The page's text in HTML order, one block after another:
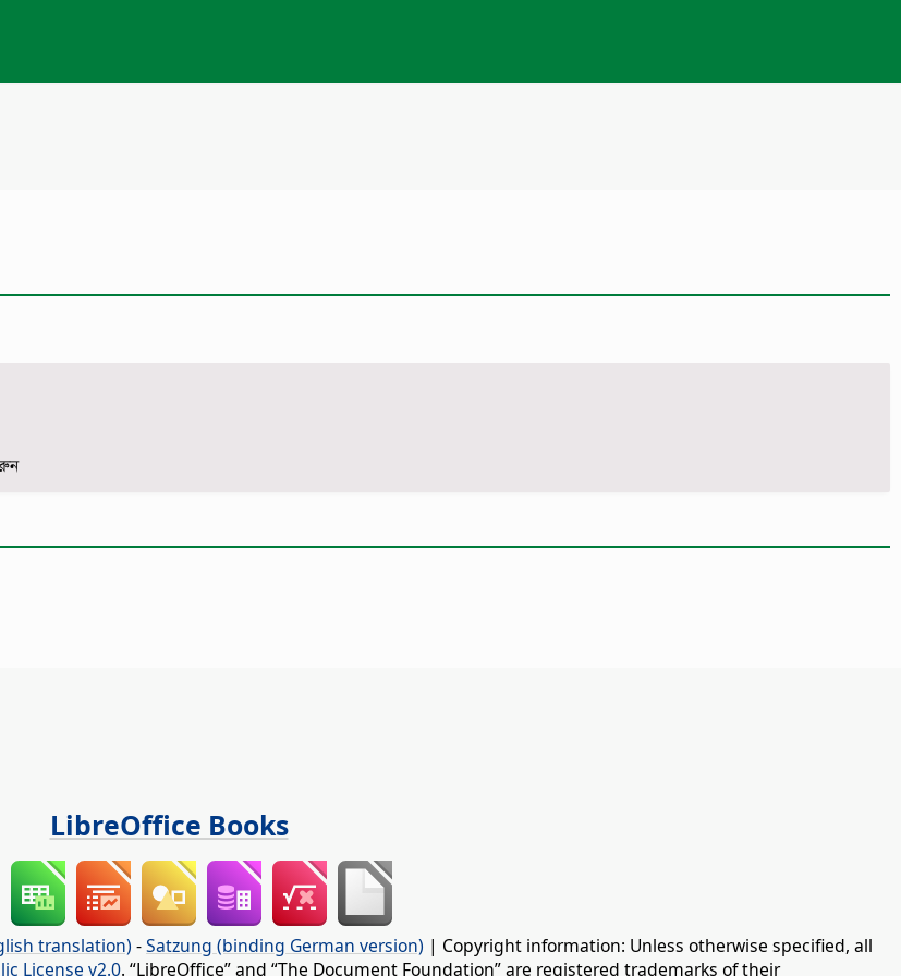
LibreOffice Books
translation) -Satzung (binding German version) | Copyright information: Unless otherwise specified, all
License v2.0. “LibreOffice” and “The Document Foundation” are registered trademarks of their